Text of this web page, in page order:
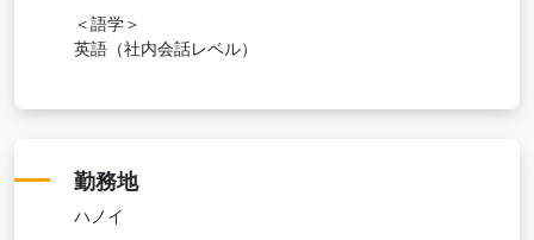
＜語学＞
英語（社内会話レベル）
勤務地
ハノイ